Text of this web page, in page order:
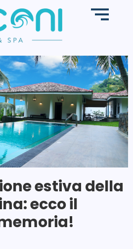
estiva della
ecco il